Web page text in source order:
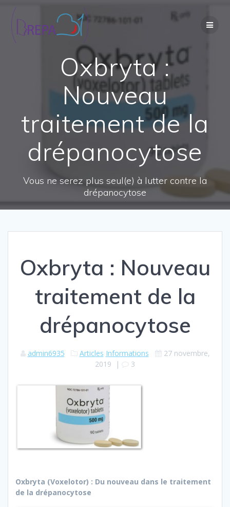
au
Oxbryta :
Nouveau
traitement de la
drépanocytose
Vous ne serez plus seul(e) à lutter contre la
drépanocytose
Oxbryta : Nouveau
traitement de la
drépanocytose
admin6935 Articles Informations
27 novembre,
2019 | 3
Oxbryta (Voxelotor) : Du nouveau dans le traitement
de la drépanocytose